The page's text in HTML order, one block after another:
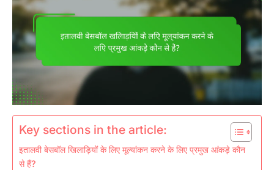
Key sections in the article:
इतालवी बेसबॉल खिलाड़ियों के लिए मूल्यांकन करने के लिए प्रमुख आंकड़े कौन
से हैं?